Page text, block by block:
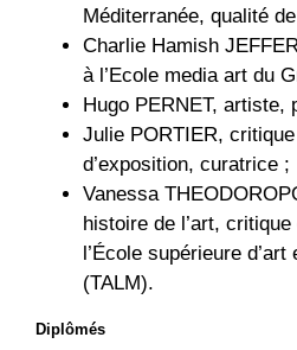
Méditerranée, qualité
Charlie Hamish
à l’Ecole media art du
Hugo PERNET, artiste,
Julie PORTIER,
d’exposition, curatrice ;
Vanessa
histoire de l’art,
l’École supérieure d’art
(TALM).
Diplômés